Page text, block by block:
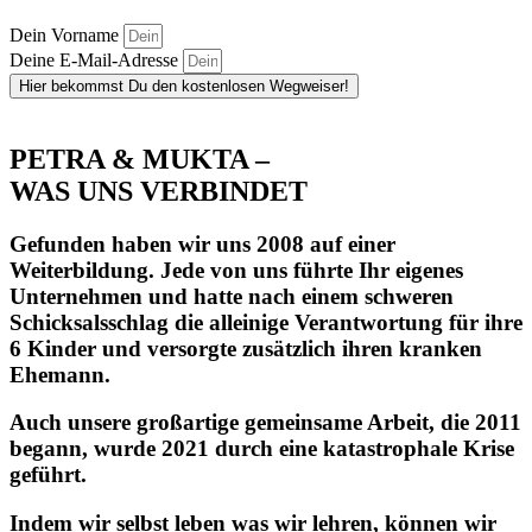
Dein Vorname
Deine E-Mail-Adresse
Hier bekommst Du den kostenlosen Wegweiser!
PETRA & MUKTA –
WAS UNS VERBINDET
Gefunden haben wir uns 2008 auf einer
Weiterbildung. Jede von uns führte Ihr eigenes
Unternehmen und hatte nach einem schweren
Schicksalsschlag die alleinige Verantwortung für ihre
6 Kinder und versorgte zusätzlich ihren kranken
Ehemann.
Auch unsere großartige gemeinsame Arbeit, die 2011
begann, wurde 2021 durch eine katastrophale Krise
geführt.
Indem wir selbst leben was wir lehren, können wir